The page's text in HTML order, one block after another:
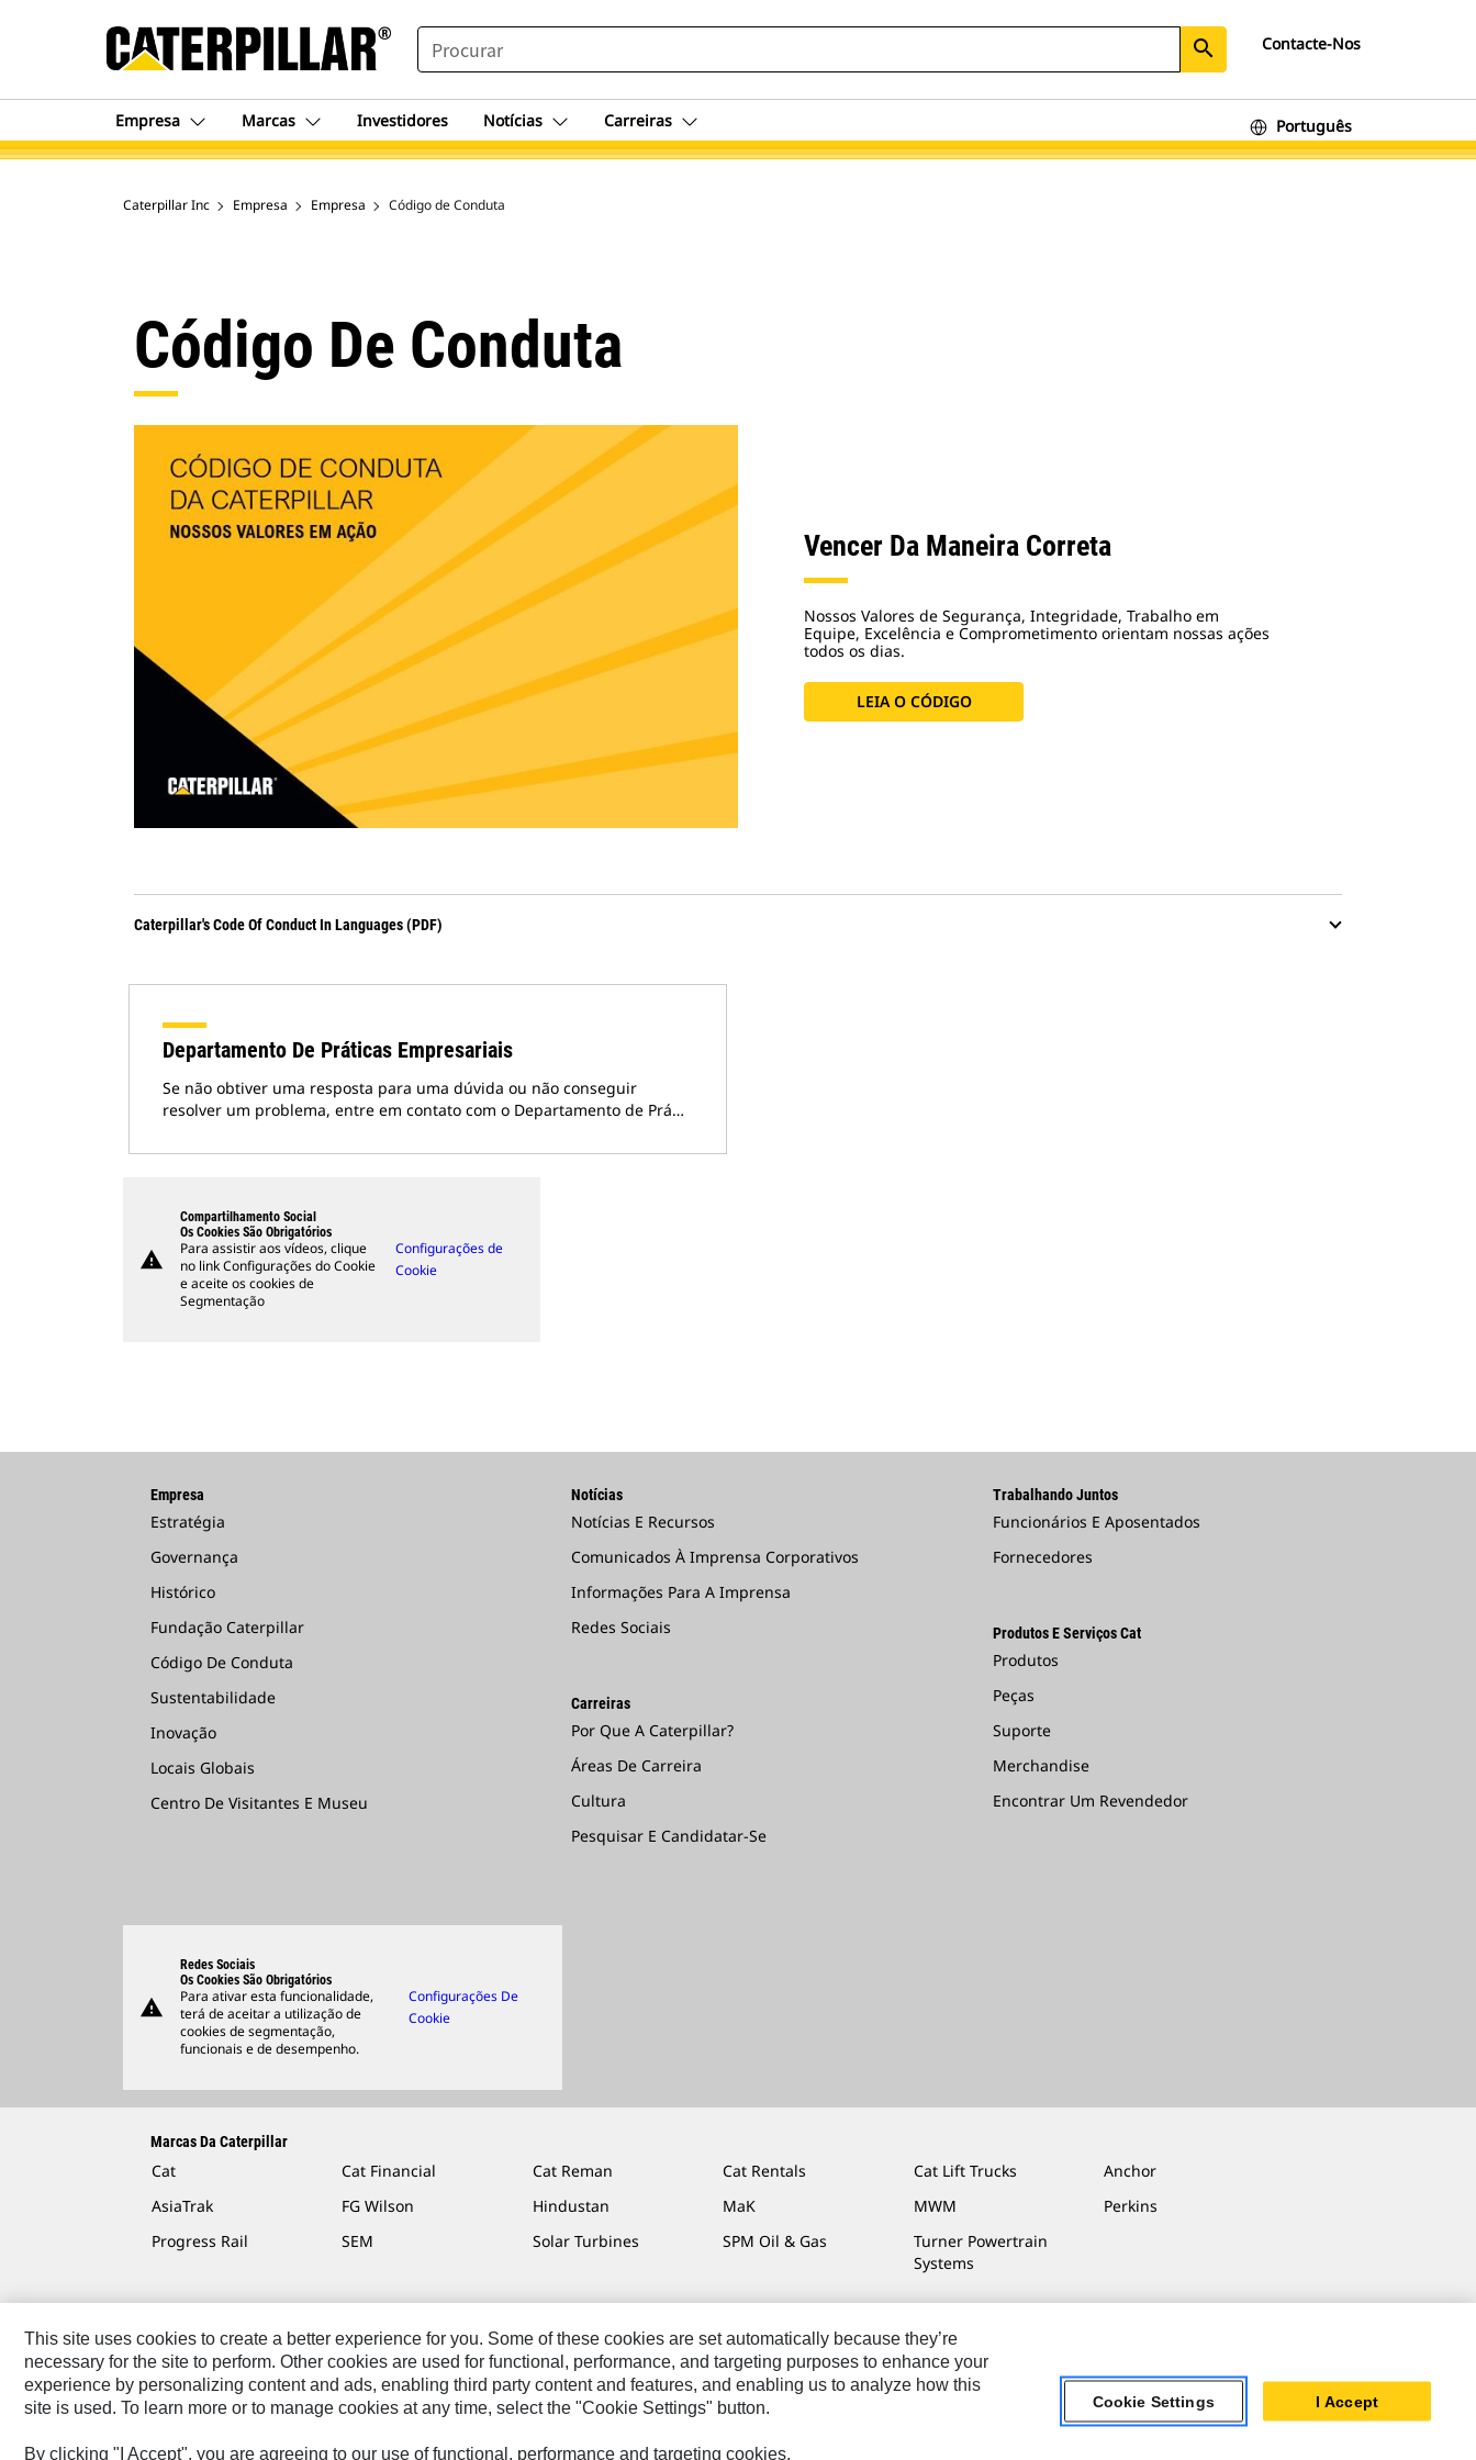
SEARCH search Contacte-Nos
Empresa Marcas Investidores Notícias Carreiras Português
Caterpillar Inc Empresa Empresa Código de Conduta
Código De Conduta
Vencer Da Maneira Correta
Nossos Valores de Segurança, Integridade, Trabalho em
Equipe, Excelência e Comprometimento orientam nossas ações
todos os dias.
LEIA O CÓDIGO
Caterpillar's Code Of Conduct In Languages (PDF)
Departamento De Práticas Empresariais
Se não obtiver uma resposta para uma dúvida ou não conseguir
resolver um problema, entre em contato com o Departamento de Prá…
warning
Compartilhamento Social
Os Cookies São Obrigatórios
Para assistir aos vídeos, clique
no link Configurações do Cookie
e aceite os cookies de
Segmentação
Configurações de
Cookie
Empresa
Estratégia
Governança
Histórico
Fundação Caterpillar
Código De Conduta
Sustentabilidade
Inovação
Locais Globais
Centro De Visitantes E Museu
Notícias
Notícias E Recursos
Comunicados À Imprensa Corporativos
Informações Para A Imprensa
Redes Sociais
Carreiras
Por Que A Caterpillar?
Áreas De Carreira
Cultura
Pesquisar E Candidatar-Se
Trabalhando Juntos
Funcionários E Aposentados
Fornecedores
Produtos E Serviços Cat
Produtos
Peças
Suporte
Merchandise
Encontrar Um Revendedor
warning
Redes Sociais
Os Cookies São Obrigatórios
Para ativar esta funcionalidade,
terá de aceitar a utilização de
cookies de segmentação,
funcionais e de desempenho.
Configurações De
Cookie
Marcas Da Caterpillar
Cat Cat Financial Cat Reman Cat Rentals Cat Lift Trucks
Anchor
AsiaTrak
FG Wilson Hindustan MaK MWM
Perkins
Progress Rail
SEM Solar Turbines SPM Oil & Gas
Turner Powertrain
Systems
Fale Conosco Mapa Do Local Cookie Settings Termos De Uso Privacidade Cat.com
Caterpillar © 2026. Todos os direitos reservados.
This site uses cookies to create a better experience for you. Some of these cookies are set automatically because they’re
necessary for the site to perform. Other cookies are used for functional, performance, and targeting purposes to enhance your
experience by personalizing content and ads, enabling third party content and features, and enabling us to analyze how this
site is used. To learn more or to manage cookies at any time, select the "Cookie Settings" button.
By clicking "I Accept", you are agreeing to our use of functional, performance and targeting cookies.
Cookie Settings I Accept